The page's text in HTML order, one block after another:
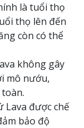
là tuổi thọ
thọ lên đến
còn có thể
không gây
mô nướu,
Lava được chế
bảo độ